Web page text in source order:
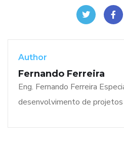
Author
Fernando Ferreira
Eng. Fernando Ferreira
desenvolvimento de